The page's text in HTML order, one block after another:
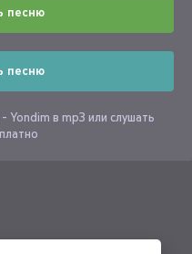
песню
песню
Yondim в mp3 или слушать